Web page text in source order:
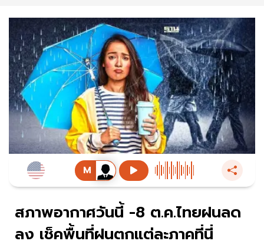
สภาพอากาศวันนี้ -8 ต.ค.ไทยฝนลด
ลง เช็คพื้นที่ฝนตกแต่ละภาคที่นี่